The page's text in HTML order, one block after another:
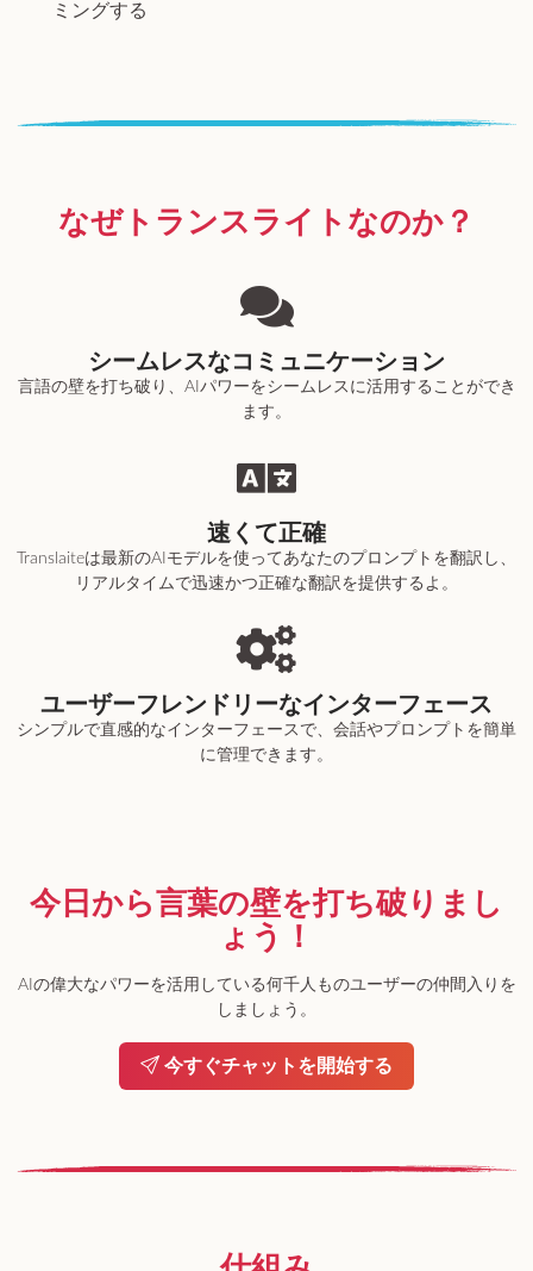
ミングする
なぜトランスライトなのか？
シームレスなコミュニケーション
言語の壁を打ち破り、AIパワーをシームレスに活用することができ
ます。
速くて正確
Translaiteは最新のAIモデルを使ってあなたのプロンプトを翻訳し、
リアルタイムで迅速かつ正確な翻訳を提供するよ。
ユーザーフレンドリーなインターフェース
シンプルで直感的なインターフェースで、会話やプロンプトを簡単
に管理できます。
今日から言葉の壁を打ち破りまし
ょう！
AIの偉大なパワーを活用している何千人ものユーザーの仲間入りを
しましょう。
今すぐチャットを開始する